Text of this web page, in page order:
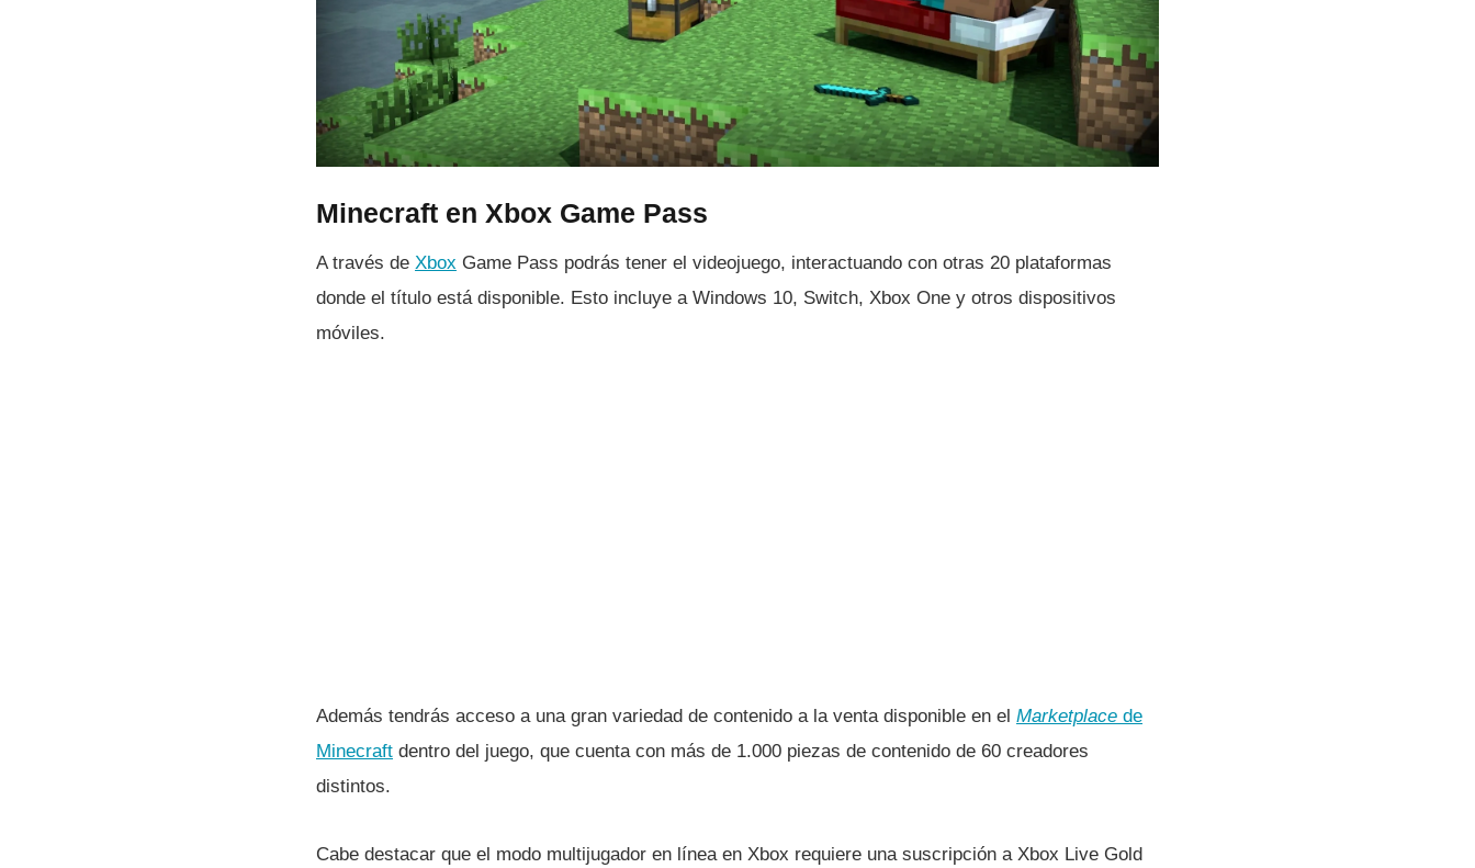
Minecraft en Xbox Game Pass
A través de Xbox Game Pass podrás tener el videojuego, interactuando con otras 20 plataformas
donde el tí­tulo está disponible. Esto incluye a Windows 10, Switch, Xbox One y otros dispositivos
móviles.
Además tendrás acceso a una gran variedad de contenido a la venta disponible en el Marketplace de
Minecraft dentro del juego, que cuenta con más de 1.000 piezas de contenido de 60 creadores
distintos.
Cabe destacar que el modo multijugador en lí­nea en Xbox requiere una suscripción a Xbox Live Gold